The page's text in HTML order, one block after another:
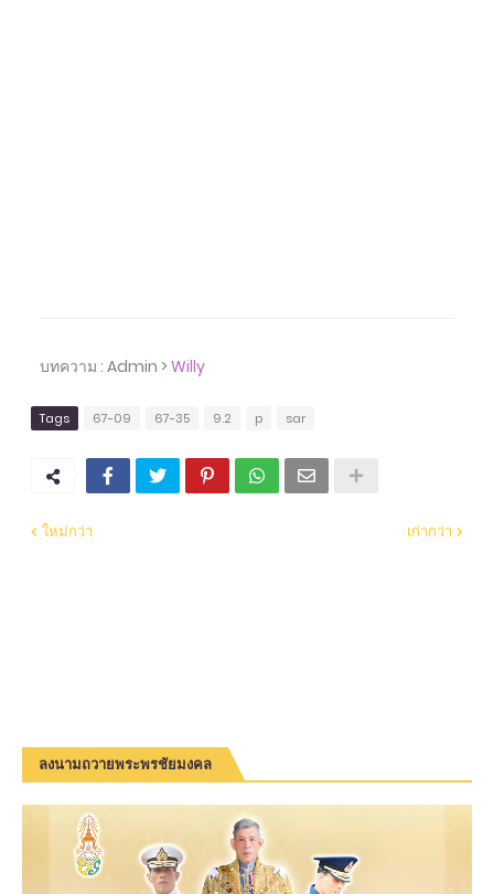
บทความ : Admin >Willy
Tags 67-09 67-35 9.2 p sar
ใหม่กว่า เก่ากว่า
ลงนามถวายพระพรชัยมงคล